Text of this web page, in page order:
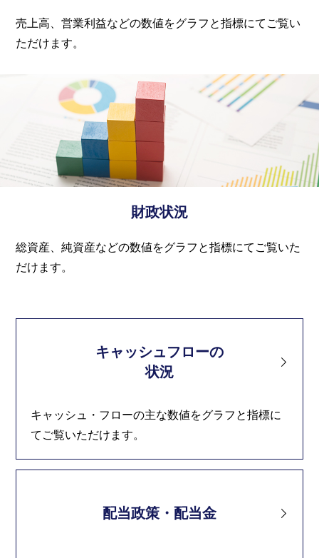
売上高、営業利益などの数値をグラフと指標にてご覧い
ただけます。
財政状況
総資産、純資産などの数値をグラフと指標にてご覧いた
だけます。
キャッシュフローの
状況
キャッシュ・フローの主な数値をグラフと指標に
てご覧いただけます。
配当政策・配当金